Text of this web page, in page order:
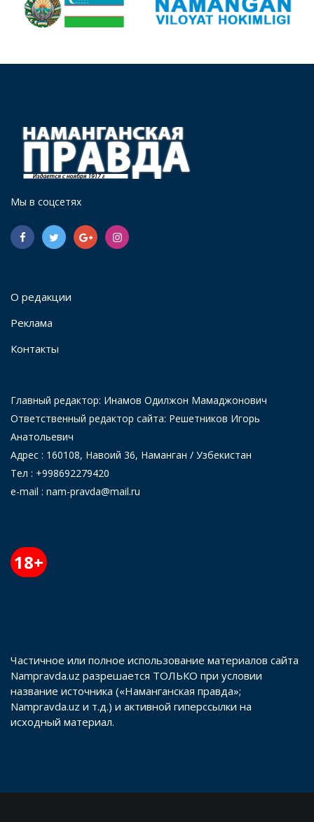
Мы в соцсетях
О редакции
Реклама
Контакты
Главный редактор: Инамов Одилжон Мамаджонович
Ответственный редактор сайта: Решетников Игорь
Анатольевич
Адрес : 160108, Навоий 36, Наманган / Узбекистан
Тел : +998692279420
e-mail : nam-pravda@mail.ru
18+
Частичное или полное использование материалов сайта
Nampravda.uz разрешается ТОЛЬКО при условии
название источника («Наманганская правда»;
Nampravda.uz и т.д.) и активной гиперссылки на
исходный материал.